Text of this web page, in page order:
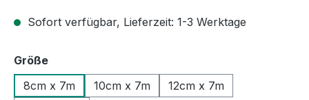
Sofort verfügbar, Lieferzeit: 1-3 Werktage
Größeauswählen
8cm x 7m
10cm x 7m
12cm x 7m